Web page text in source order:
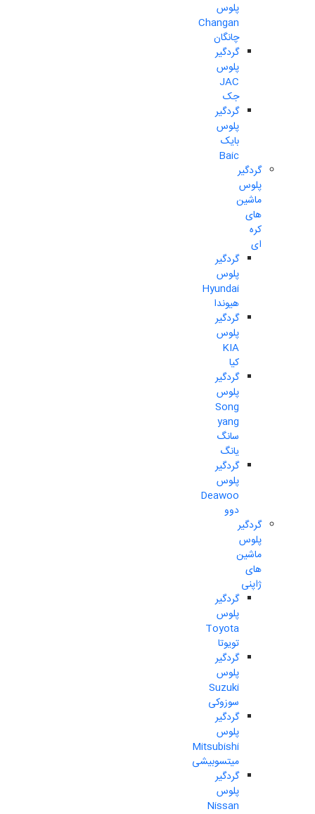
پلوس
Changan
چانگان
گردگیر
پلوس
JAC
جک
گردگیر
پلوس
بایک
Baic
گردگیر
پلوس
ماشین
های
کره
ای
گردگیر
پلوس
Hyundai
هیوندا
گردگیر
پلوس
KIA
کیا
گردگیر
پلوس
Song
yang
سانگ
یانگ
گردگیر
پلوس
Deawoo
دوو
گردگیر
پلوس
ماشین
های
ژاپنی
گردگیر
پلوس
Toyota
تویوتا
گردگیر
پلوس
Suzuki
سوزوکی
گردگیر
پلوس
Mitsubishi
میتسوبیشی
گردگیر
پلوس
Nissan